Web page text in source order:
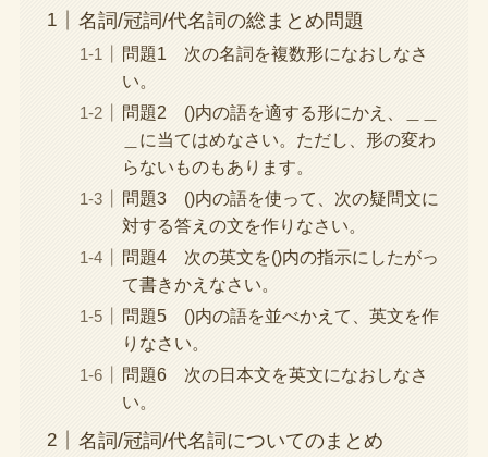
名詞/冠詞/代名詞の総まとめ問題
問題1 次の名詞を複数形になおしなさ
い。
問題2 ()内の語を適する形にかえ、＿＿
＿に当てはめなさい。ただし、形の変わ
らないものもあります。
問題3 ()内の語を使って、次の疑問文に
対する答えの文を作りなさい。
問題4 次の英文を()内の指示にしたがっ
て書きかえなさい。
問題5 ()内の語を並べかえて、英文を作
りなさい。
問題6 次の日本文を英文になおしなさ
い。
名詞/冠詞/代名詞についてのまとめ